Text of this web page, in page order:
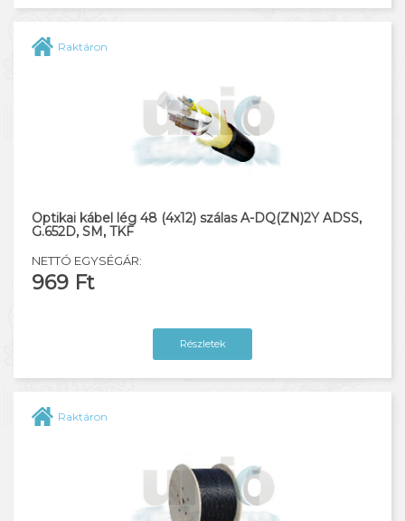
Raktáron
Optikai kábel lég 48 (4x12) szálas A-DQ(ZN)2Y ADSS,
G.652D, SM, TKF
NETTÓ EGYSÉGÁR:
969 Ft
Részletek
Raktáron